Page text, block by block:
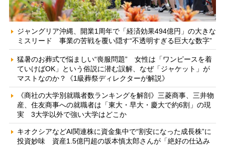
ジャングリア沖縄、開業1周年で「経済効果494億円」の大きな
ミスリード 事業の苦戦を覆い隠す“不透明すぎる巨大な数字”
猛暑のお葬式で悩ましい“喪服問題” 女性は「ワンピースを着
ていけばOK」という俗説に潜む誤解、なぜ「ジャケット」が
マストなのか？《1級葬祭ディレクターが解説》
《商社の大学別就職者数ランキングを解剖》三菱商事、三井物
産、住友商事への就職者は「東大・早大・慶大で約6割」の現
実 3大学以外で強い大学はどこか
キオクシアなどAI関連株に資金集中で“割安になった成長株”に
投資妙味 資産1.5億円超の坂本慎太郎さんが「絶好の仕込み